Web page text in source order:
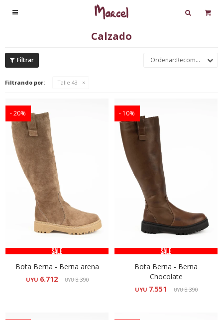

Calzado
Recomendados
Filtrando por: Talle 43
20
Bota Berna - Berna arena
UYU 6.712 UYU8.390
10
Bota Berna - Berna
Chocolate
UYU 7.551 UYU8.390